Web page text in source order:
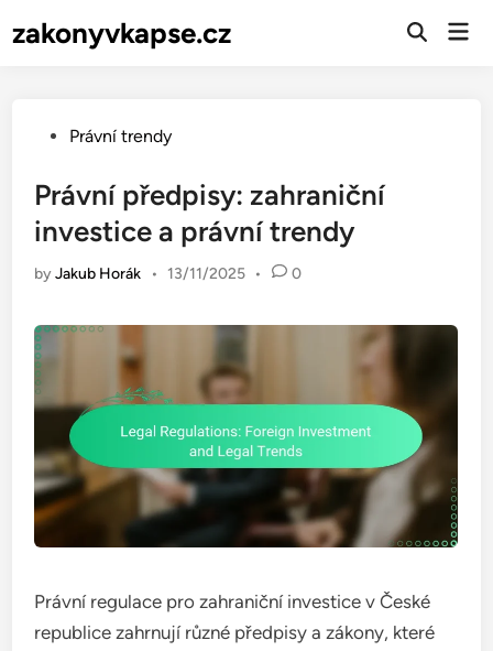
tozakonyvkapse.cz
Open
PostedPrávní trendy
Právní předpisy: zahraniční
investice a právní trendy
byJakub Horák • 13/11/2025 • 0
Právní regulace pro zahraniční investice v České
republice zahrnují různé předpisy a zákony, které